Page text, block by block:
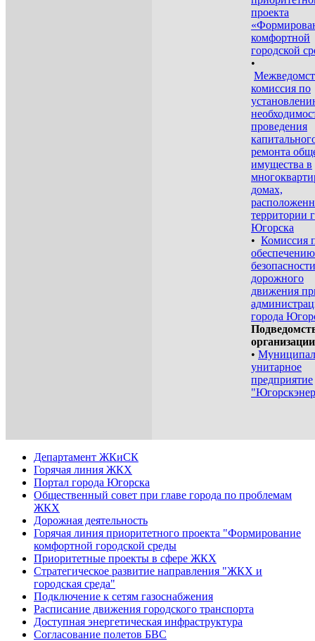
проекта
комфортной
городской
•
комиссия по
проведения
ремонта
имущества в
домах,
территории
Югорска
• Комиссия
обеспечению
безопасности
дорожного
движения
города
•
унитарное
предприятие
Департамент ЖКиСК
Горячая линия ЖКХ
Портал города Югорска
Общественный совет при главе города по проблемам
ЖКХ
Дорожная деятельность
Горячая линия приоритетного проекта "Формирование
комфортной городской среды
Приоритетные проекты в сфере ЖКХ
Стратегическое развитие направления "ЖКХ и
городская среда"
Подключение к сетям газоснабжения
Расписание движения городского транспорта
Доступная энергетическая инфраструктура
Согласование полетов БВС